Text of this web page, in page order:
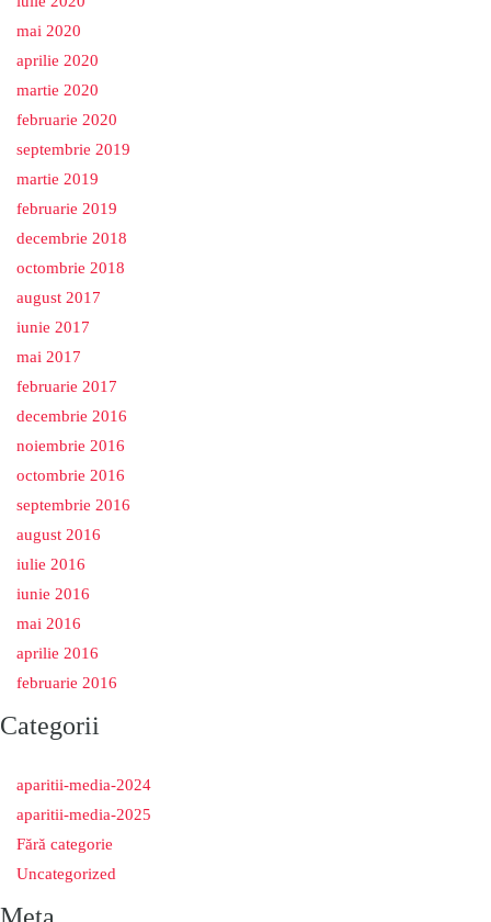
mai 2020
aprilie 2020
martie 2020
februarie 2020
septembrie 2019
martie 2019
februarie 2019
decembrie 2018
octombrie 2018
august 2017
iunie 2017
mai 2017
februarie 2017
decembrie 2016
noiembrie 2016
octombrie 2016
septembrie 2016
august 2016
iulie 2016
iunie 2016
mai 2016
aprilie 2016
februarie 2016
Categorii
aparitii-media-2024
aparitii-media-2025
Fără categorie
Uncategorized